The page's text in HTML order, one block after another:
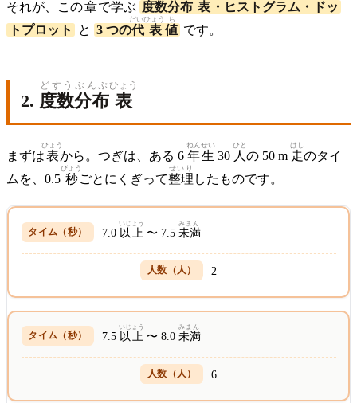
それが、この章で学ぶ 度数分布 表 ・ヒストグラム・ドッ
トプロット
と 3 つの代表
だいひょう
値
ち
です。
2. 度数
どすう
分布
ぶんぷ
表
ひょう
まずは表
ひょう
から。つぎは、ある 6 年生
ねんせい
30 人
ひと
の 50 m 走
はし
のタイ
ムを、0.5 秒
びょう
ごとにくぎって整理
せいり
したものです。
7.0 以上
いじょう
〜 7.5 未満
みまん
2
7.5 以上
いじょう
〜 8.0 未満
みまん
6